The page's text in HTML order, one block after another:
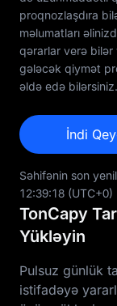
proqnozlaşdıra
məlumatları
qərarlar verə bilər
gələcək qiymət
əldə edə bilərsiniz.
İndi
Səhifənin son
12:39:18 (UTC+0)
TonCapy
Yükləyin
Pulsuz günlük
istifadəyə